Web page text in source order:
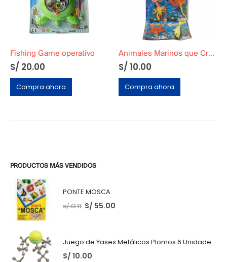
Fishing Game operativo
S/ 20.00
Compra ahora
Animales Marinos que Crecen en el agua
S/ 10.00
Compra ahora
PRODUCTOS MÁS VENDIDOS
PONTE MOSCA
S/61.11 S/ 55.00
Juego de Yases Metálicos Plomos 6 Unidades + Pelota de Goma (En Bolsita Lista para Regalar)
S/ 10.00